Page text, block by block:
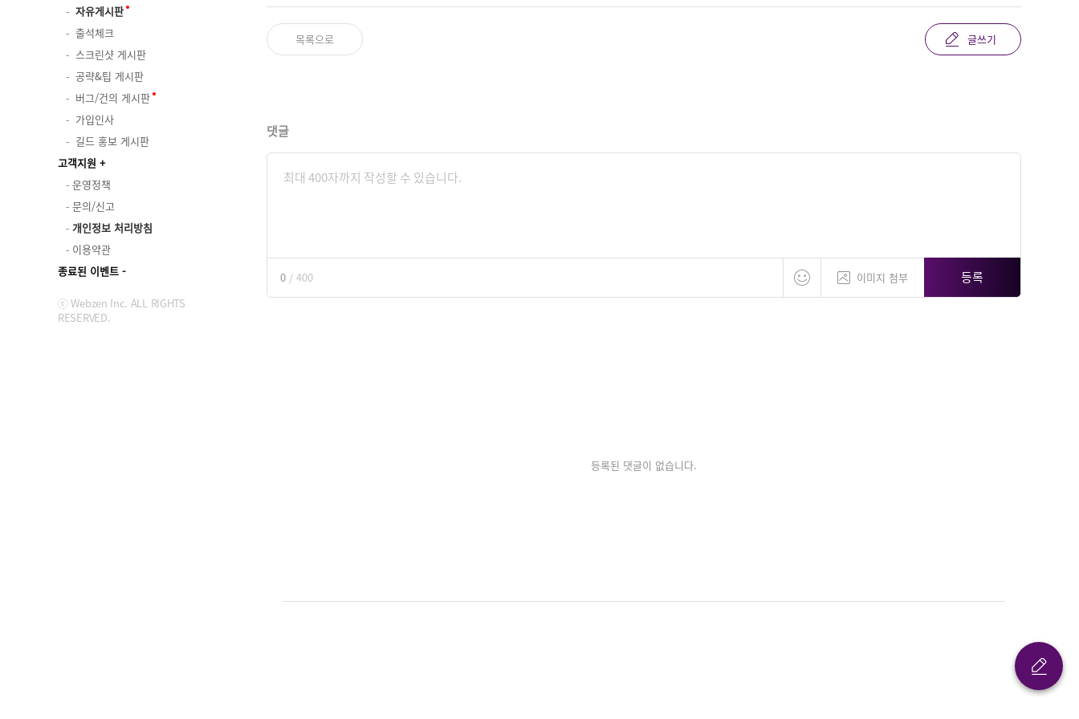
자유게시판
출석체크
스크린샷 게시판
공략&팁 게시판
버그/건의 게시판
가입인사
길드 홍보 게시판
고객지원
운영정책
문의/신고
개인정보 처리방침
이용약관
종료된 이벤트
ⓒ Webzen Inc. ALL RIGHTS
RESERVED.
목록으로 글쓰기
댓글
0 / 400 이미지 첨부 등록
등록된 댓글이 없습니다.